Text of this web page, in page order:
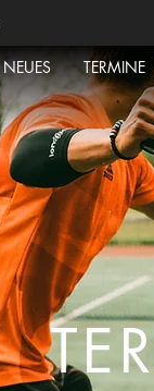
NEUES TERMINE